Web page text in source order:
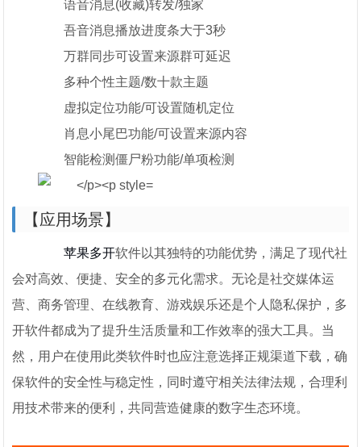
语音消息(收藏)转发/独家
吾音消息播放进度条大于3秒
万群同步可设置来源群可延迟
多种个性主题/数十款主题
虚拟定位功能/可设置随机定位
肖息小尾巴功能/可设置来源内容
智能检测僵尸粉功能/单项检测
【应用场景】
苹果多开软件以其独特的功能优势，满足了现代社
会对高效、便捷、安全的多元化需求。无论是社交媒体运
营、商务管理、在线教育、游戏娱乐还是个人隐私保护，多
开软件都成为了提升生活质量和工作效率的强大工具。当
然，用户在使用此类软件时也应注意选择正规渠道下载，确
保软件的安全性与稳定性，同时遵守相关法律法规，合理利
用技术带来的便利，共同营造健康的数字生态环境。